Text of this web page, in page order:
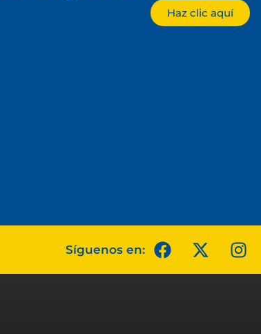
Haz clic aquí
Síguenos en: